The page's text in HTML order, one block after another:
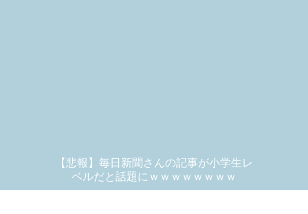
【悲報】毎日新聞さんの記事が小学生レ
ベルだと話題にｗｗｗｗｗｗｗｗ